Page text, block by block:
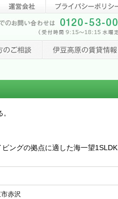
ングの拠点に適した海一望1SLDK
赤沢